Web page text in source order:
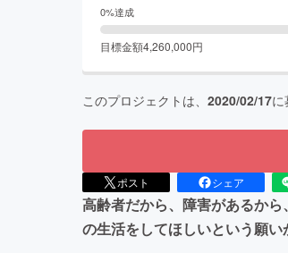
0%達成
目標金額4,260,000円
このプロジェクトは、 2020/02/17に
ポスト シェア
高齢者だから、障害があるか
の生活をしてほしいという願